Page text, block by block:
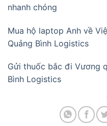
nhanh chóng
Mua hộ laptop Anh về
Quảng Bình Logistics
Gửi thuốc bắc đi Vương
Bình Logistics